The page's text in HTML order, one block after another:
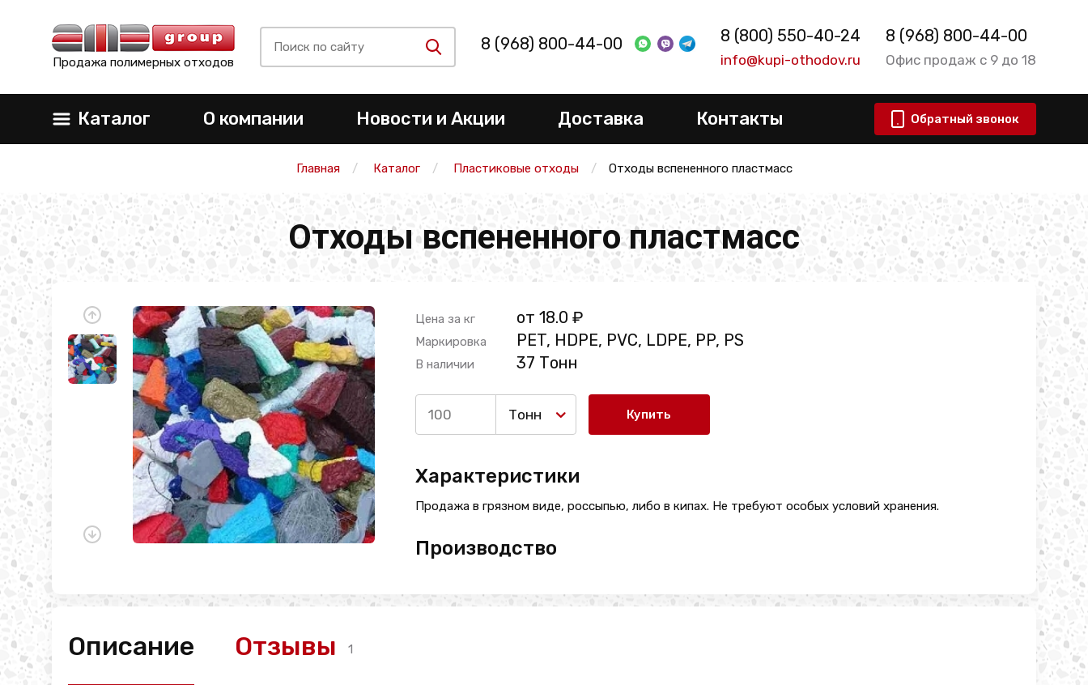
Продажа полимерных отходов
8 (968) 800-44-00 8 (800) 550-40-24
info@kupi-othodov.ru
8 (968) 800-44-00
Офис продаж с 9 до 18
Каталог О компании Новости и Акции Доставка Контакты Обратный звонок
Главная Каталог Пластиковые отходы Отходы вспененного пластмасс
Отходы вспененного пластмасс
Цена за кг от 18.0 ₽
Маркировка PET, HDPE, PVC, LDPE, PP, PS
В наличии 37 Тонн
Тонн Купить
Характеристики
Продажа в грязном виде, россыпью, либо в кипах. Не требуют особых условий хранения.
Производство
Описание Отзывы 1